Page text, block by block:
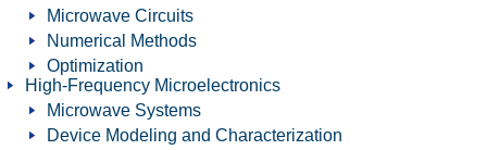
Microwave Circuits
Numerical Methods
Optimization
High-Frequency Microelectronics
Microwave Systems
Device Modeling and Characterization